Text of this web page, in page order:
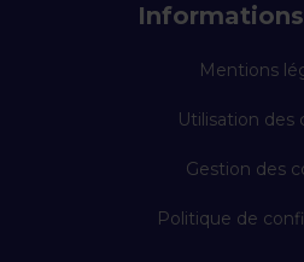
Mentions
Utilisation des
Gestion des
Politique de